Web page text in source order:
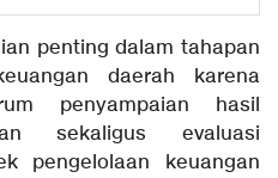
penting dalam tahapan
daerah karena
penyampaian hasil
sekaligus evaluasi
pengelolaan keuangan